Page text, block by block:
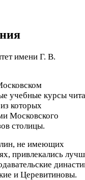
имени Г. В.
учебные курсы
которых
Московского
столицы.
не имеющих
привлекались
и Церевитиновы.